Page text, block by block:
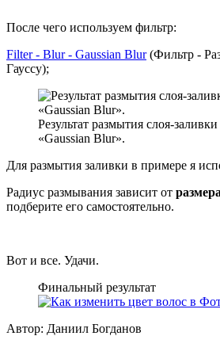
После чего используем фильтр:
Filter - Blur - Gaussian Blur(Фильтр -
Гауссу);
Результат размытия слоя-
«Gaussian Blur».
Для размытия заливки в примере я
Радиус размывания зависит от
подберите его самостоятельно.
Вот и все. Удачи.
Финальный результат
Автор: Даниил Богданов